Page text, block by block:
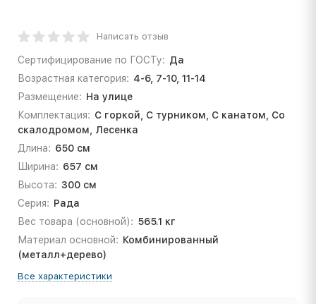
Написать отзыв
Сертифицирование по ГОСТу: Да
Возрастная категория: 4-6, 7-10, 11-14
Размещение: На улице
Комплектация: С горкой, С турником, С канатом, Со
скалодромом, Лесенка
Длина: 650 см
Ширина: 657 см
Высота: 300 см
Серия: Рада
Вес товара (основной): 565.1 кг
Материал основной: Комбинированный
(металл+дерево)
Все характеристики